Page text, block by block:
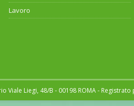
Lavoro
Viale Liegi, 48/B - 00198 ROMA -